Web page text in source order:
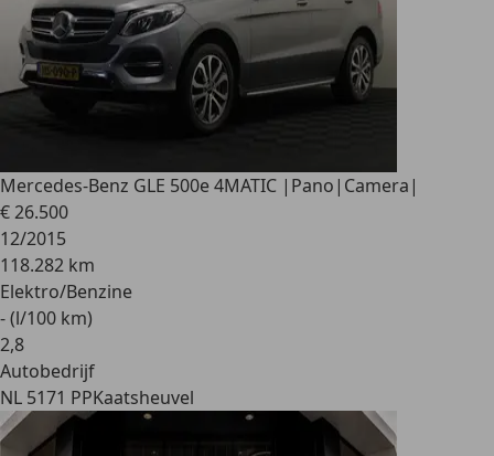
Mercedes-Benz GLE 500e 4MATIC |Pano|Camera|
€ 26.500
12/2015
118.282 km
Elektro/Benzine
- (l/100 km)
2,8
Autobedrijf
NL 5171 PPKaatsheuvel